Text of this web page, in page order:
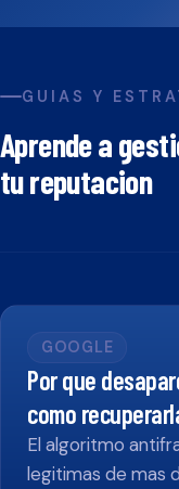
GUIAS Y
Aprende a
tu reputacion
GOOGLE
Por que
como
El algoritmo
legitimas de mas